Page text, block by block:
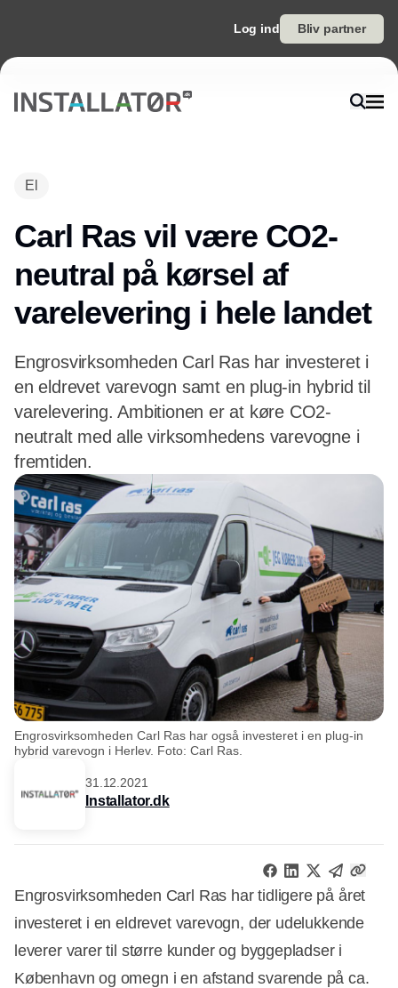
Log ind Bliv partner
El
Carl Ras vil være CO2-
neutral på kørsel af
varelevering i hele landet
Engrosvirksomheden Carl Ras har investeret i
en eldrevet varevogn samt en plug-in hybrid til
varelevering. Ambitionen er at køre CO2-
neutralt med alle virksomhedens varevogne i
fremtiden.
Engrosvirksomheden Carl Ras har også investeret i en plug-in
hybrid varevogn i Herlev. Foto: Carl Ras.
31.12.2021
Installator.dk
Engrosvirksomheden Carl Ras har tidligere på året
investeret i en eldrevet varevogn, der udelukkende
leverer varer til større kunder og byggepladser i
København og omegn i en afstand svarende på ca.